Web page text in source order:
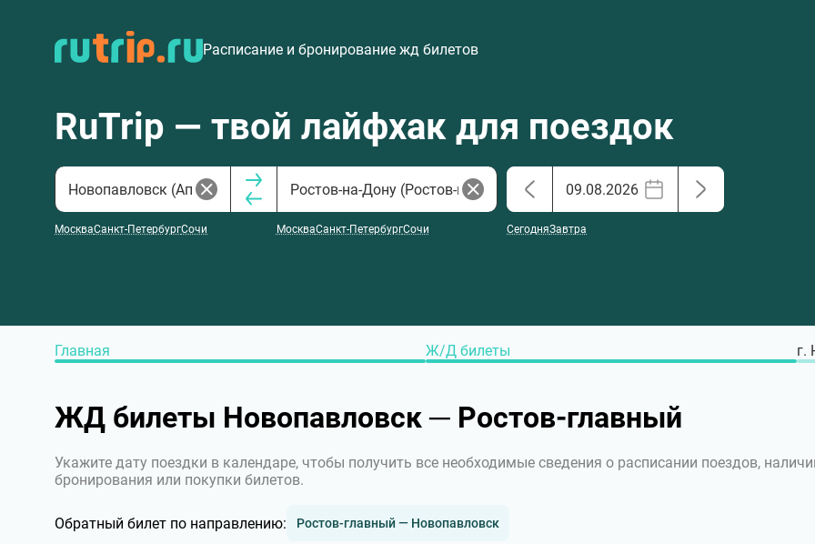
Расписание и бронирование жд билетов
RuTrip — твой лайфхак для поездок
МоскваСанкт-ПетербургСочи МоскваСанкт-ПетербургСочи СегодняЗавтра
Главная Ж/Д билеты г.
ЖД билеты Новопавловск ─ Ростов-главный
Укажите дату поездки в календаре, чтобы получить все необходимые сведения о расписании поездов,
бронирования или покупки билетов.
Обратный билет по направлению: Ростов-главный — Новопавловск